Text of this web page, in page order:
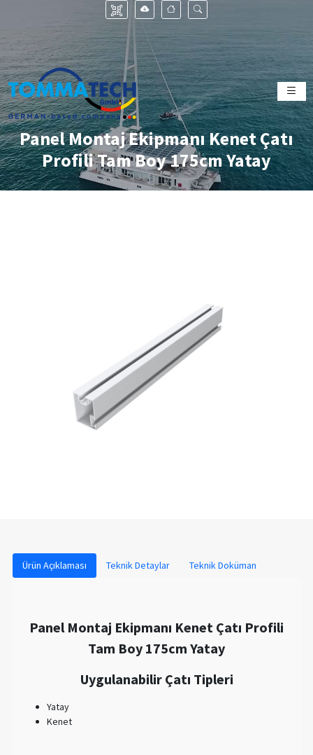
Panel Montaj Ekipmanı Kenet Çatı
Profili Tam Boy 175cm Yatay
Ürün Açıklaması Teknik Detaylar Teknik Doküman
Panel Montaj Ekipmanı Kenet Çatı Profili
Tam Boy 175cm Yatay
Uygulanabilir Çatı Tipleri
Yatay
Kenet